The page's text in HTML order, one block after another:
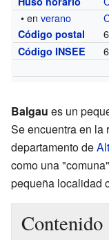
• enverano
Código postal
Código INSEE
Balgau es un
Se encuentra en la
departamento de
como una
pequeña localidad
Contenido